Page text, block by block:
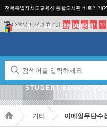
전북특별자치도교육청 통합도서관 바로가기
08월달 도서관 휴관일 02 09 15 16 17
JEONBUK STATE
STUDENT
기타 이메일무단수